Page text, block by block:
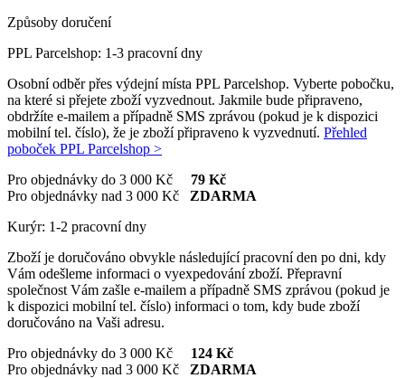
Způsoby doručení
PPL Parcelshop: 1-3 pracovní dny
Osobní odběr přes výdejní místa PPL Parcelshop. Vyberte pobočku,
na které si přejete zboží vyzvednout. Jakmile bude připraveno,
obdržíte e-mailem a případně SMS zprávou (pokud je k dispozici
mobilní tel. číslo), že je zboží připraveno k vyzvednutí. Přehled
poboček PPL Parcelshop >
Pro objednávky do 3 000 Kč 79 Kč
Pro objednávky nad 3 000 Kč ZDARMA
Kurýr: 1-2 pracovní dny
Zboží je doručováno obvykle následující pracovní den po dni, kdy
Vám odešleme informaci o vyexpedování zboží. Přepravní
společnost Vám zašle e-mailem a případně SMS zprávou (pokud je
k dispozici mobilní tel. číslo) informaci o tom, kdy bude zboží
doručováno na Vaši adresu.
Pro objednávky do 3 000 Kč 124 Kč
Pro objednávky nad 3 000 Kč ZDARMA